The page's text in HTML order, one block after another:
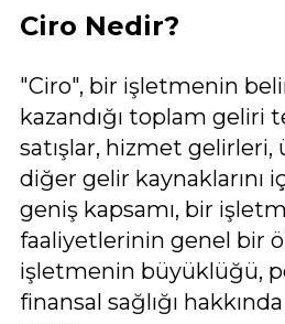
Ciro Nedir?
"Ciro", bir işletmenin
kazandığı toplam geliri
satışlar, hizmet gelirleri,
diğer gelir kaynaklarını
geniş kapsamı, bir
faaliyetlerinin genel bir
işletmenin büyüklüğü,
finansal sağlığı